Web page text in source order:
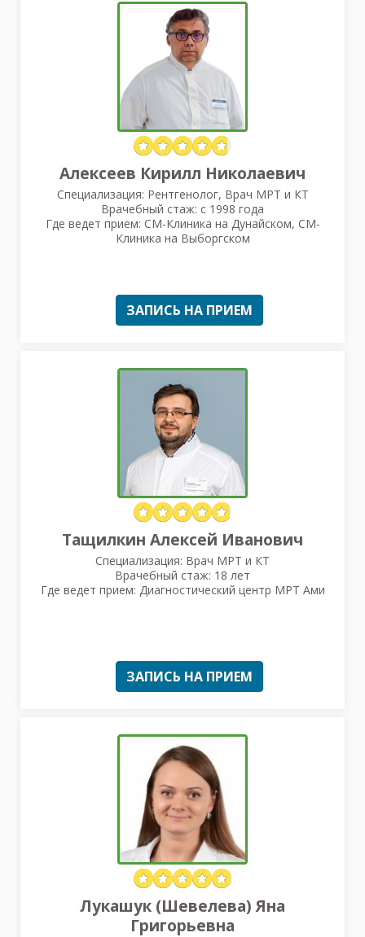
Алексеев Кирилл Николаевич
Специализация: Рентгенолог, Врач МРТ и КТ
Врачебный стаж: с 1998 года
Где ведет прием: СМ-Клиника на Дунайском, СМ-
Клиника на Выборгском
ЗАПИСЬ НА ПРИЕМ
Тащилкин Алексей Иванович
Специализация: Врач МРТ и КТ
Врачебный стаж: 18 лет
Где ведет прием: Диагностический центр МРТ Ами
ЗАПИСЬ НА ПРИЕМ
Лукашук (Шевелева) Яна
Григорьевна